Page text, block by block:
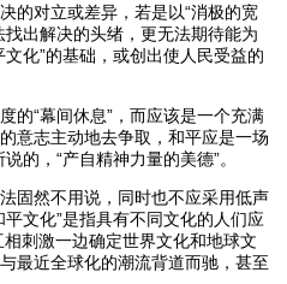
对立或差异，若是以“消极的宽
出解决的头绪，更无法期待能为
化”的基础，或创出使人民受益的
“幕间休息”，而应该是一个充满
意志主动地去争取，和平应是一场
的，“产自精神力量的美德”。
然不用说，同时也不应采用低声
文化”是指具有不同文化的人们应
刺激一边确定世界文化和地球文
最近全球化的潮流背道而驰，甚至